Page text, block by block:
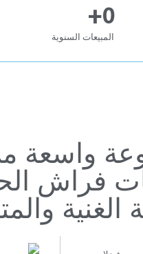
المبيعات السنوية
0
+
واسعة
فراش
الغنية